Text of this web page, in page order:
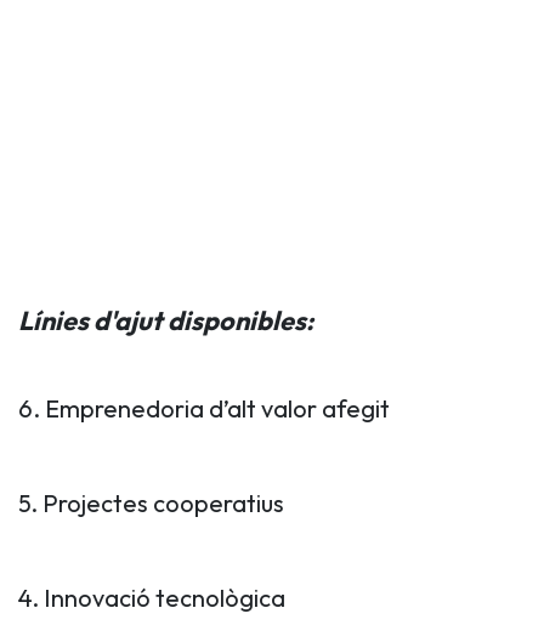
Línies d'ajut disponibles:
6. Emprenedoria d’alt valor afegit
5. Projectes cooperatius
4. Innovació tecnològica